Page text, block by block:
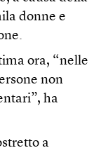
donne e
ora, “nelle
non
ha
a